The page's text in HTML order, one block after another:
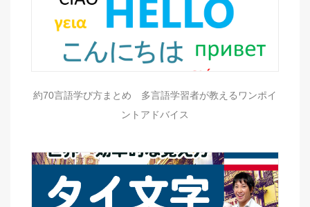
約70言語学び方まとめ 多言語学習者が教えるワンポイ
ントアドバイス